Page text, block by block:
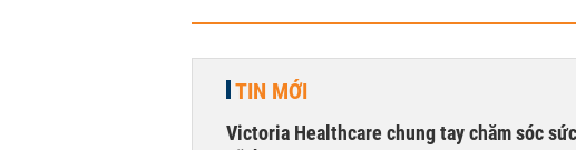
TIN MỚI
Victoria Healthcare chung tay chăm sóc